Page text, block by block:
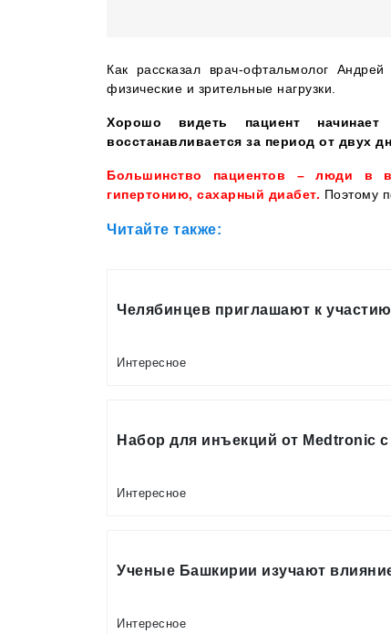
Как рассказал врач-офтальмолог
физические и зрительные нагрузки.
Хорошо видеть пациент
восстанавливается за период от двух
Большинство пациентов – люди в
гипертонию, сахарный диабет. Поэтому
Читайте также:
Челябинцев приглашают к
Интересное
Набор для инъекций от Medtronic
Интересное
Ученые Башкирии изучают
Интересное